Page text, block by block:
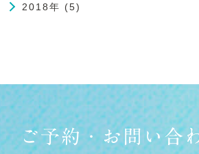
2018年 (5)
ご予約・お問い合